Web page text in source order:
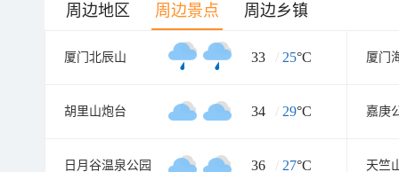
周边地区 周边景点 周边乡镇
厦门北辰山 33 / 25°C
胡里山炮台 34 / 29°C 嘉庚
日月谷温泉公园 36 / 27°C 天竺